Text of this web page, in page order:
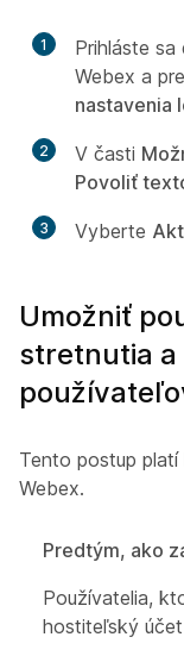
1
Prihláste
Webex a
nastavenia
2 V časti
Povoliť
3 Vyberte
Umožniť
stretnutia a
Tento postup platí
Webex.
Predtým, ako
Používatelia,
hostiteľský